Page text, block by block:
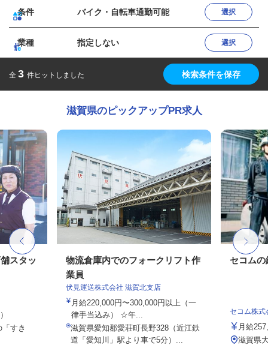
条件 バイク・自転車通勤可能 選択
業種 指定しない 選択
全 3 件ヒットしました 検索条件を保存
滋賀県のピックアップPR求人
スタッ
すき
物流倉庫内でのフォークリフト作
業員
伏見運送株式会社 滋賀北支店
月給220,000円〜300,000円以上（一
律手当込み） ☆年...
滋賀県愛知郡愛荘町長野328（近江鉄
道「愛知川」駅より車で5分）...
セコムの
セコム株式
月給
滋賀県